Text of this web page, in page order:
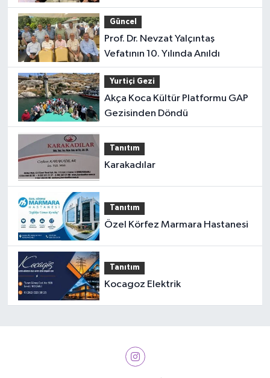
Güncel
Prof. Dr. Nevzat Yalçıntaş
Vefatının 10. Yılında Anıldı
Yurtiçi Gezi
Akça Koca Kültür Platformu GAP
Gezisinden Döndü
Tanıtım
Karakadılar
Tanıtım
Özel Körfez Marmara Hastanesi
Tanıtım
Kocagoz Elektrik